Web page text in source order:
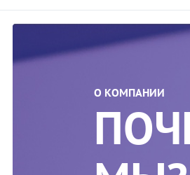
О КОМПАНИИ